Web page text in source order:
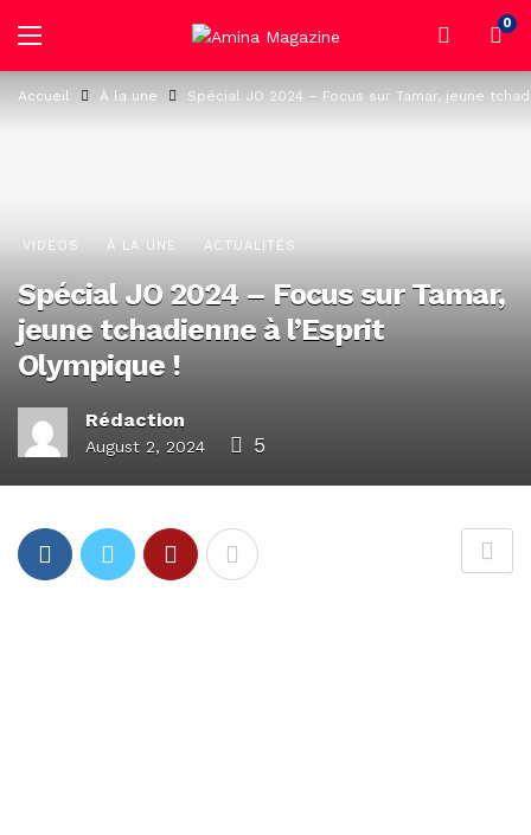
0
Accueil À la une Spécial JO 2024 – Focus sur Tamar, jeune
VIDEOS À LA UNE ACTUALITÉS
Spécial JO 2024 – Focus sur Tamar,
jeune tchadienne à l’Esprit
Olympique !
Rédaction
August 2, 2024 5